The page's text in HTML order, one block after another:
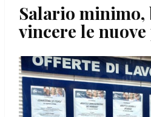
Salario minimo,
vincere le nuove